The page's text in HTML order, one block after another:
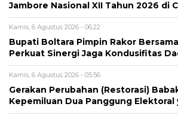
Jambore Nasional XII Tahun 2026 di
Kamis, 6 Agustus 2026 - 06:22
Bupati Boltara Pimpin Rakor
Perkuat Sinergi Jaga Kondusifitas
Kamis, 6 Agustus 2026 - 05:56
Gerakan Perubahan (Restorasi)
Kepemiluan Dua Panggung